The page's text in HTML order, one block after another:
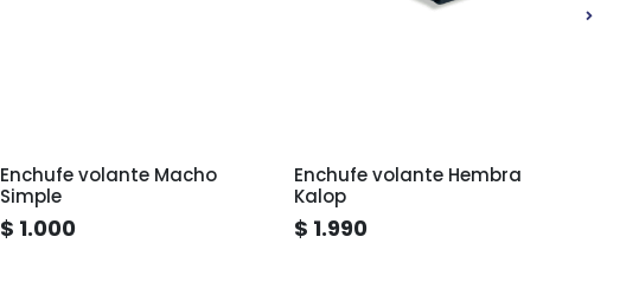
Enchufe volante Macho
Simple
$ 1.000
Enchufe volante Hembra
Kalop
$ 1.990